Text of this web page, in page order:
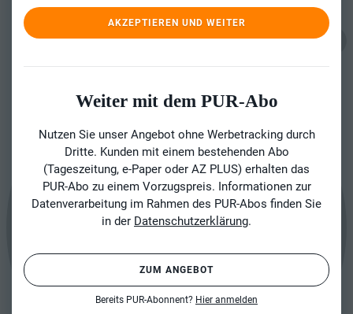
AKZEPTIEREN UND WEITER
Weiter mit dem PUR-Abo
Nutzen Sie unser Angebot ohne Werbetracking durch
Dritte. Kunden mit einem bestehenden Abo
(Tageszeitung, e-Paper oder AZ PLUS) erhalten das
PUR-Abo zu einem Vorzugspreis. Informationen zur
Datenverarbeitung im Rahmen des PUR-Abos finden Sie
in der Datenschutzerklärung.
ZUM ANGEBOT
Bereits PUR-Abonnent? Hier anmelden